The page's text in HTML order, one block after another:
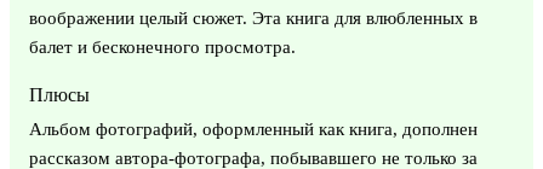
воображении целый сюжет. Эта книга для влюбленных в
балет и бесконечного просмотра.
Плюсы
Альбом фотографий, оформленный как книга, дополнен
рассказом автора-фотографа, побывавшего не только за